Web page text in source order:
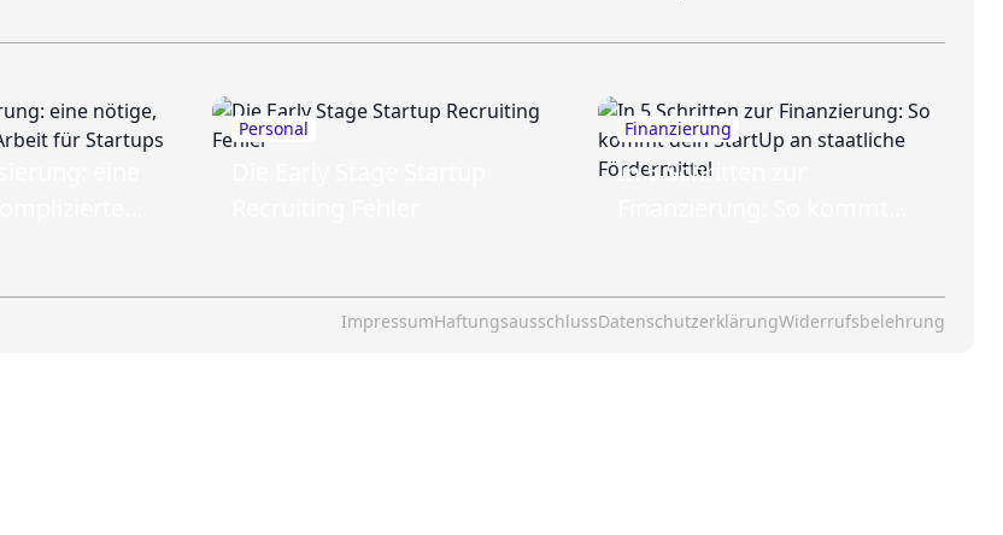
Personal Finanzierung
In 5 Schritten zur
ImpressumHaftungsausschlussDatenschutzerklärungWiderrufsbelehrung